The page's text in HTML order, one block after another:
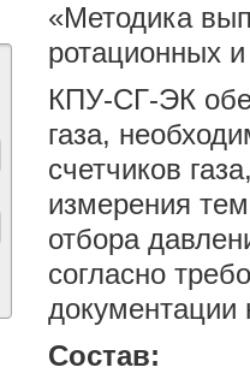
«Методика
ротационных
КПУ-СГ-ЭК
газа,
счетчиков
измерения
отбора
согласно
документации
Состав: